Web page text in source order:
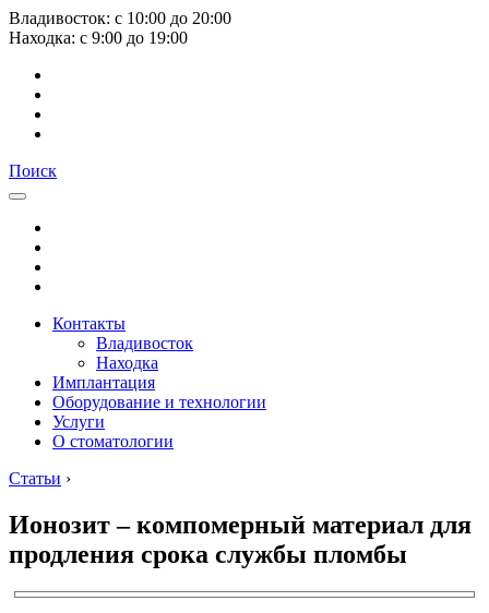
Владивосток: с 10:00 до 20:00
Находка: с 9:00 до 19:00
Поиск
Контакты
Владивосток
Находка
Имплантация
Оборудование и технологии
Услуги
О стоматологии
Статьи ›
Ионозит – компомерный материал для
продления срока службы пломбы